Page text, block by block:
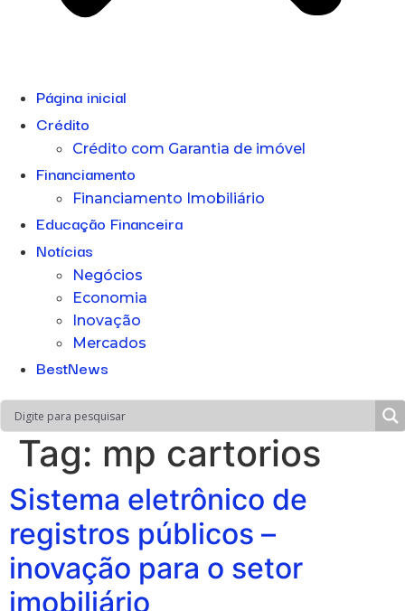
Página inicial
Crédito
Crédito com Garantia de imóvel
Financiamento
Financiamento Imobiliário
Educação Financeira
Notícias
Negócios
Economia
Inovação
Mercados
BestNews
Tag: mp cartorios
Sistema eletrônico de
registros públicos –
inovação para o setor
imobiliário